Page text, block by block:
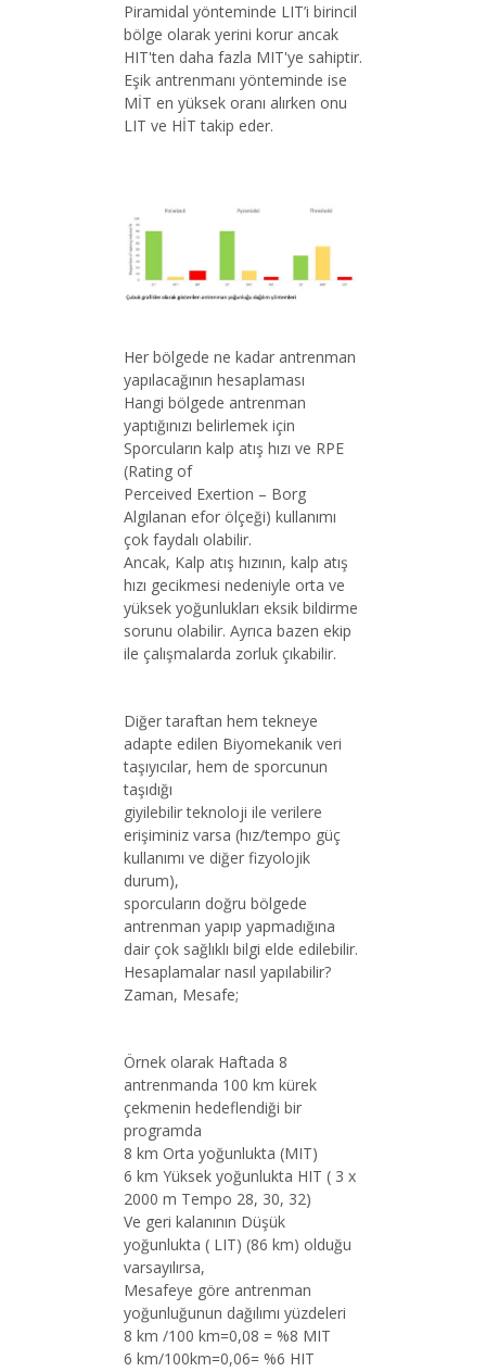
Piramidal yönteminde LIT’i birincil
bölge olarak yerini korur ancak
HIT'ten daha fazla MIT'ye sahiptir.
Eşik antrenmanı yönteminde ise
MİT en yüksek oranı alırken onu
LIT ve HİT takip eder.
Her bölgede ne kadar antrenman
yapılacağının hesaplaması
Hangi bölgede antrenman
yaptığınızı belirlemek için
Sporcuların kalp atış hızı ve RPE
(Rating of
Perceived Exertion – Borg
Algılanan efor ölçeği) kullanımı
çok faydalı olabilir.
Ancak, Kalp atış hızının, kalp atış
hızı gecikmesi nedeniyle orta ve
yüksek yoğunlukları eksik bildirme
sorunu olabilir. Ayrıca bazen ekip
ile çalışmalarda zorluk çıkabilir.
Diğer taraftan hem tekneye
adapte edilen Biyomekanik veri
taşıyıcılar, hem de sporcunun
taşıdığı
giyilebilir teknoloji ile verilere
erişiminiz varsa (hız/tempo güç
kullanımı ve diğer fizyolojik
durum),
sporcuların doğru bölgede
antrenman yapıp yapmadığına
dair çok sağlıklı bilgi elde edilebilir.
Hesaplamalar nasıl yapılabilir?
Zaman, Mesafe;
Örnek olarak Haftada 8
antrenmanda 100 km kürek
çekmenin hedeflendiği bir
programda
8 km Orta yoğunlukta (MIT)
6 km Yüksek yoğunlukta HIT ( 3 x
2000 m Tempo 28, 30, 32)
Ve geri kalanının Düşük
yoğunlukta ( LIT) (86 km) olduğu
varsayılırsa,
Mesafeye göre antrenman
yoğunluğunun dağılımı yüzdeleri
8 km /100 km=0,08 = %8 MIT
6 km/100km=0,06= %6 HIT